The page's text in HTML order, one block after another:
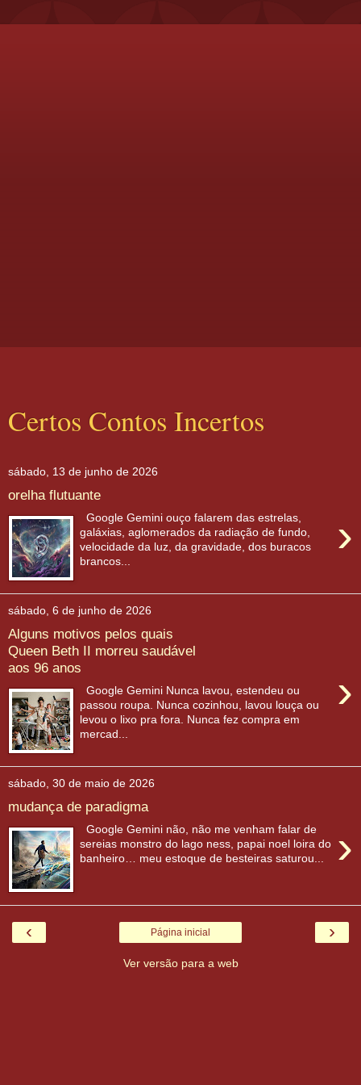
Certos Contos Incertos
sábado, 13 de junho de 2026
orelha flutuante
›
Google Gemini ouço falarem das estrelas,
galáxias, aglomerados da radiação de fundo,
velocidade da luz, da gravidade, dos buracos
brancos...
sábado, 6 de junho de 2026
Alguns motivos pelos quais
Queen Beth II morreu saudável
aos 96 anos
›
Google Gemini Nunca lavou, estendeu ou
passou roupa. Nunca cozinhou, lavou louça ou
levou o lixo pra fora. Nunca fez compra em
mercad...
sábado, 30 de maio de 2026
mudança de paradigma
›
Google Gemini não, não me venham falar de
sereias monstro do lago ness, papai noel loira do
banheiro… meu estoque de besteiras saturou...
‹ ›
Página inicial
Ver versão para a web